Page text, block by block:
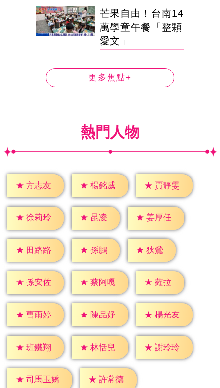
芒果自由！台南14
萬學童午餐「整顆
愛文」
更多焦點+
熱門人物
★ 方志友 ★ 楊銘威 ★ 賈靜雯
★ 徐莉玲 ★ 昆凌 ★ 姜厚任
★ 田路路 ★ 孫鵬 ★ 狄鶯
★ 孫安佐 ★ 蔡阿嘎 ★ 蘿拉
★ 曹雨婷 ★ 陳品妤 ★ 楊光友
★ 班鐵翔 ★ 林恬兒 ★ 謝玲玲
★ 司馬玉嬌 ★ 許常德